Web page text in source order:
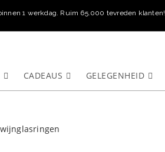
1 werkdag. Ruim 65.000 tevreden klanten!
CADEAUS GELEGENHEID